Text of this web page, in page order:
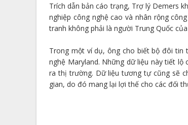
Trích dẫn bản cáo trạng, Trợ lý Demers
nghiệp công nghệ cao và nhân rộng
tranh không phải là người Trung Quốc
Trong một ví dụ, ông cho biết bộ đôi tin
nghệ Maryland. Những dữ liệu này tiết
ra thị trường. Dữ liệu tương tự cũng sẽ
gian, do đó mang lại lợi thế cho các đối